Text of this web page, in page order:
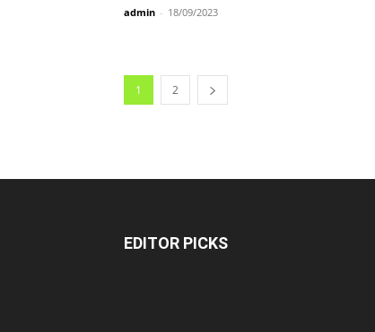
admin - 18/09/2023
1 2
EDITOR PICKS